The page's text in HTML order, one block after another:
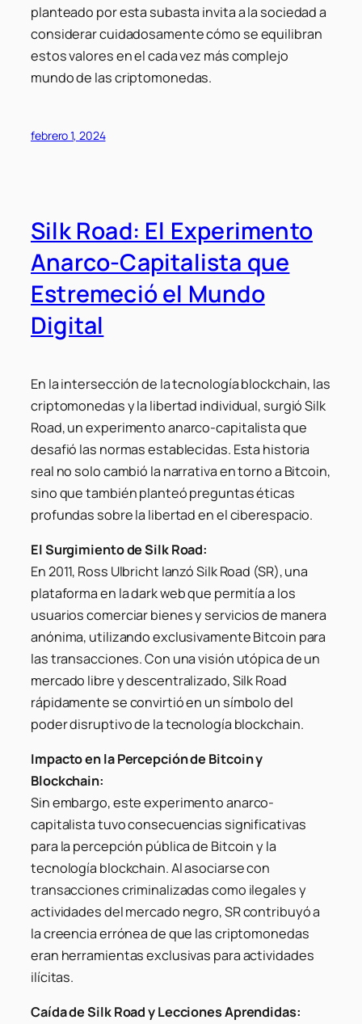
planteado por esta subasta invita a la sociedad a
considerar cuidadosamente cómo se equilibran
estos valores en el cada vez más complejo
mundo de las criptomonedas.
febrero 1, 2024
Silk Road: El Experimento
Anarco-Capitalista que
Estremeció el Mundo
Digital
En la intersección de la tecnología blockchain, las
criptomonedas y la libertad individual, surgió Silk
Road, un experimento anarco-capitalista que
desafió las normas establecidas. Esta historia
real no solo cambió la narrativa en torno a Bitcoin,
sino que también planteó preguntas éticas
profundas sobre la libertad en el ciberespacio.
El Surgimiento de Silk Road:
En 2011, Ross Ulbricht lanzó Silk Road (SR), una
plataforma en la dark web que permitía a los
usuarios comerciar bienes y servicios de manera
anónima, utilizando exclusivamente Bitcoin para
las transacciones. Con una visión utópica de un
mercado libre y descentralizado, Silk Road
rápidamente se convirtió en un símbolo del
poder disruptivo de la tecnología blockchain.
Impacto en la Percepción de Bitcoin y
Blockchain:
Sin embargo, este experimento anarco-
capitalista tuvo consecuencias significativas
para la percepción pública de Bitcoin y la
tecnología blockchain. Al asociarse con
transacciones criminalizadas como ilegales y
actividades del mercado negro, SR contribuyó a
la creencia errónea de que las criptomonedas
eran herramientas exclusivas para actividades
ilícitas.
Caída de Silk Road y Lecciones Aprendidas: